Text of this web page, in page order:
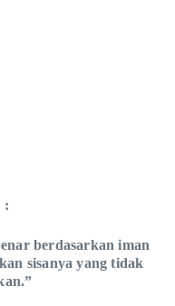
:
berdasarkan iman
sisanya yang tidak